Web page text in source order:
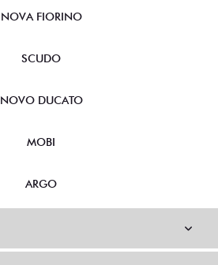
NOVA FIORINO
SCUDO
NOVO DUCATO
MOBI
ARGO